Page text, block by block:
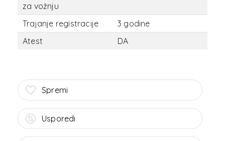
za vožnju
Trajanje registracije
3 godine
Atest
DA
Spremi
Usporedi